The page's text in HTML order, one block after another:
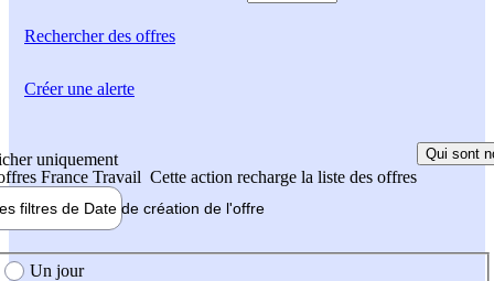
Rechercherdes offres
uniquement
France Travail Cette action recharge la liste des offres
Qui sont
filtres de Date de création de l'offre
création de l'offre
Un jour
Créer une alerte